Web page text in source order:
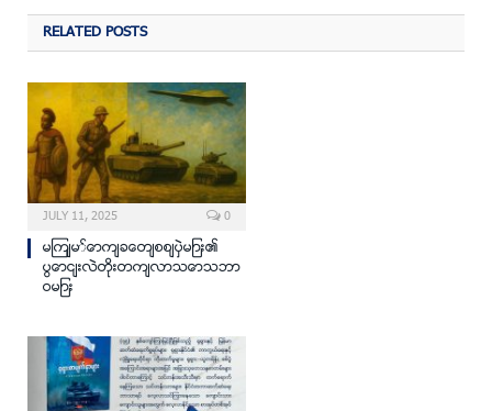
RELATED POSTS
JULY 11, 2025 0
မျက်မှောက်ခေတ်စစ်ပွဲများ၏
ပြောင်းလဲတိုးတက်လာသောသဘာ
ဝများ